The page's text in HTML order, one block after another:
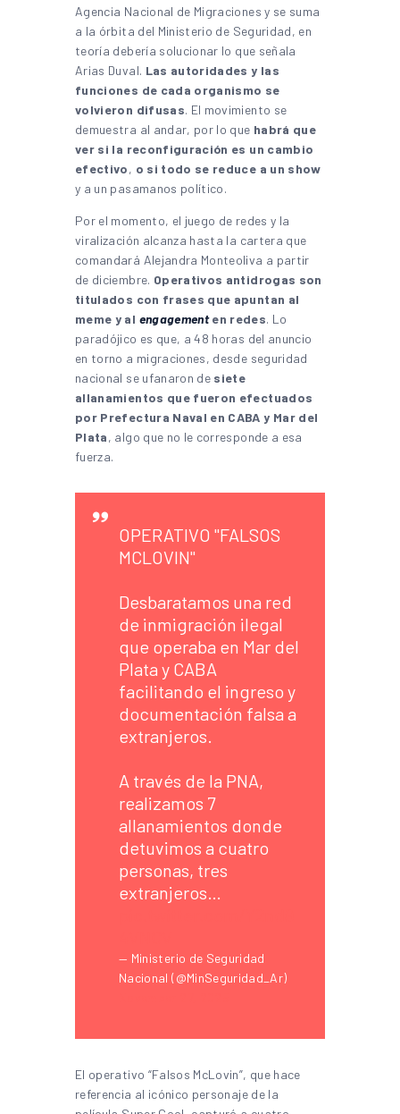
Agencia Nacional de Migraciones y se suma
a la órbita del Ministerio de Seguridad, en
teoría debería solucionar lo que señala
Arias Duval. Las autoridades y las
funciones de cada organismo se
volvieron difusas. El movimiento se
demuestra al andar, por lo que habrá que
ver si la reconfiguración es un cambio
efectivo, o si todo se reduce a un show
y a un pasamanos político.
Por el momento, el juego de redes y la
viralización alcanza hasta la cartera que
comandará Alejandra Monteoliva a partir
de diciembre. Operativos antidrogas son
titulados con frases que apuntan al
meme y al engagementen redes. Lo
paradójico es que, a 48 horas del anuncio
en torno a migraciones, desde seguridad
nacional se ufanaron de siete
allanamientos que fueron efectuados
por Prefectura Naval en CABA y Mar del
Plata, algo que no le corresponde a esa
fuerza.
OPERATIVO "FALSOS
MCLOVIN"
Desbaratamos una red
de inmigración ilegal
que operaba en Mar del
Plata y CABA
facilitando el ingreso y
documentación falsa a
extranjeros.
A través de la PNA,
realizamos 7
allanamientos donde
detuvimos a cuatro
personas, tres
extranjeros…
— Ministerio de Seguridad
Nacional (@MinSeguridad_Ar)
El operativo “Falsos McLovin”, que hace
referencia al icónico personaje de la